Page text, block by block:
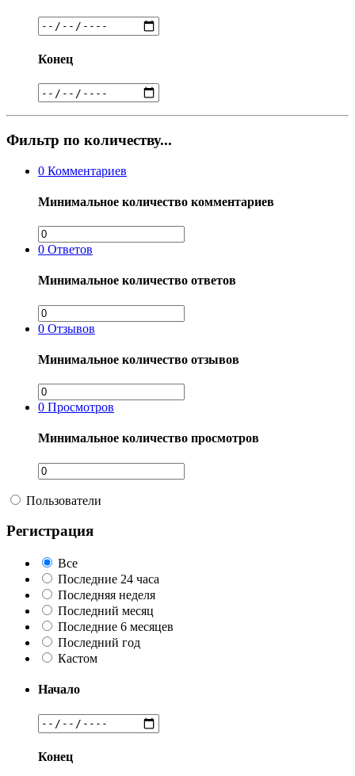
Конец
Фильтр по количеству...
0 Комментариев
Минимальное количество комментариев
0 Ответов
Минимальное количество ответов
0 Отзывов
Минимальное количество отзывов
0 Просмотров
Минимальное количество просмотров
Пользователи
Регистрация
Все
Последние 24 часа
Последняя неделя
Последний месяц
Последние 6 месяцев
Последний год
Кастом
Начало
Конец